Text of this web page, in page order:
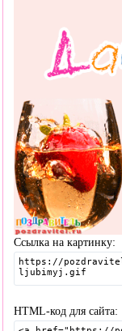
Ссылка на картинку:
HTML-код для сайта: